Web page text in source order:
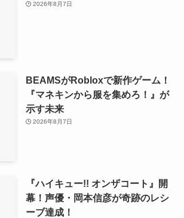
2026年8月7日
BEAMSがRobloxで新作ゲーム！
『マネキンから服を集めろ！』が
示す未来
2026年8月7日
『ハイキュー!! オンザコート』開
幕！声優・岡本信彦が奇跡のレシ
ーブ達成！